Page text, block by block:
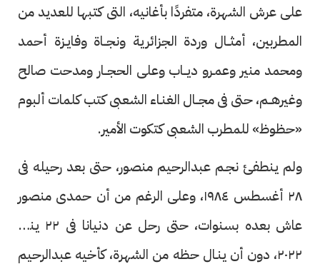
على عرش الشهرة، متفردًا بأغانيه، التى كتبها للعديد من
المطربين، أمثــال وردة الجزائرية ونجــاة وفايـزة أحمد
ومحمد منير وعمـرو ديــاب وعلى الحجــار ومدحت صالح
وغيرهــم، حتى فى مجــال الغنـاء الشعبى كتب كلمات ألبوم
«حظوظ» للمطرب الشعبى كتكوت الأمير.
ولم ينطفئ نجـم عبدالرحيم منصور، حتى بعد رحيله فى
٢٨ أغسطس ١٩٨٤، وعلى الرغم من أن حمدى منصور
عاش بعده بسنوات، حتى رحل عن دنيانا فى ٢٢ يناير
٢٠٢٢، دون أن ينـال حظه من الشهرة، كأخيه عبدالرحيم